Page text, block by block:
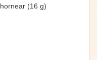
(16 g)